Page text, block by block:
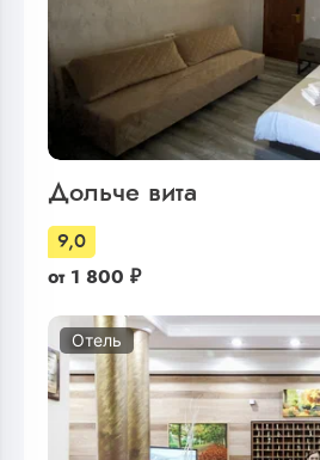
Дольче вита
9,0
от 1 800 ₽
Отель